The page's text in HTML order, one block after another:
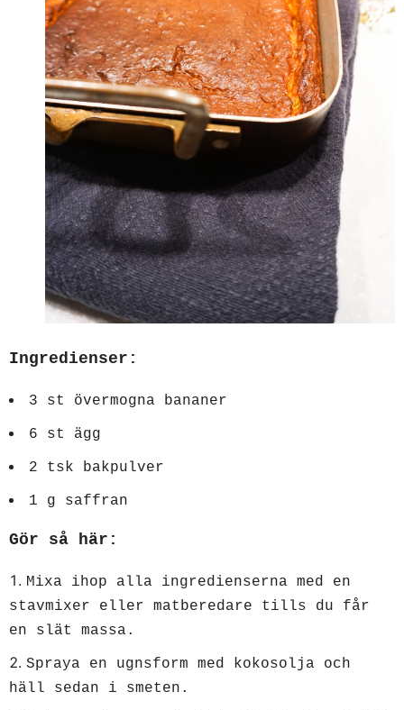
Ingredienser:
‏3 st övermogna bananer
6 st ägg
2 tsk bakpulver
1 g saffran
Gör så här:
Mixa ihop alla ingredienserna med en
stavmixer eller matberedare tills du får
en slät massa.
Spraya en ugnsform med kokosolja och
häll sedan i smeten.